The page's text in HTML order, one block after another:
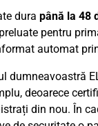
dura până la 48
pentru
automat
dumneavoastră
deoarece
din nou. În